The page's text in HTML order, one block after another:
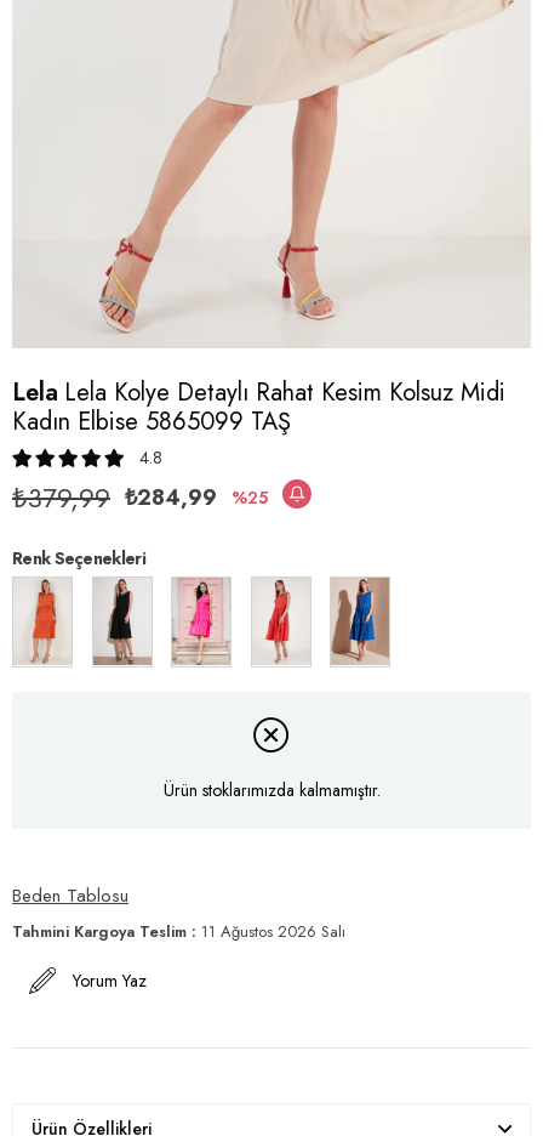
Lela Lela Kolye Detaylı Rahat Kesim Kolsuz Midi
Kadın Elbise 5865099 TAŞ
4.8
₺379,99 ₺284,99 25
Renk Seçenekleri
Ürün stoklarımızda kalmamıştır.
Beden Tablosu
Tahmini Kargoya Teslim : 11 Ağustos 2026 Salı
Yorum Yaz
Ürün Özellikleri